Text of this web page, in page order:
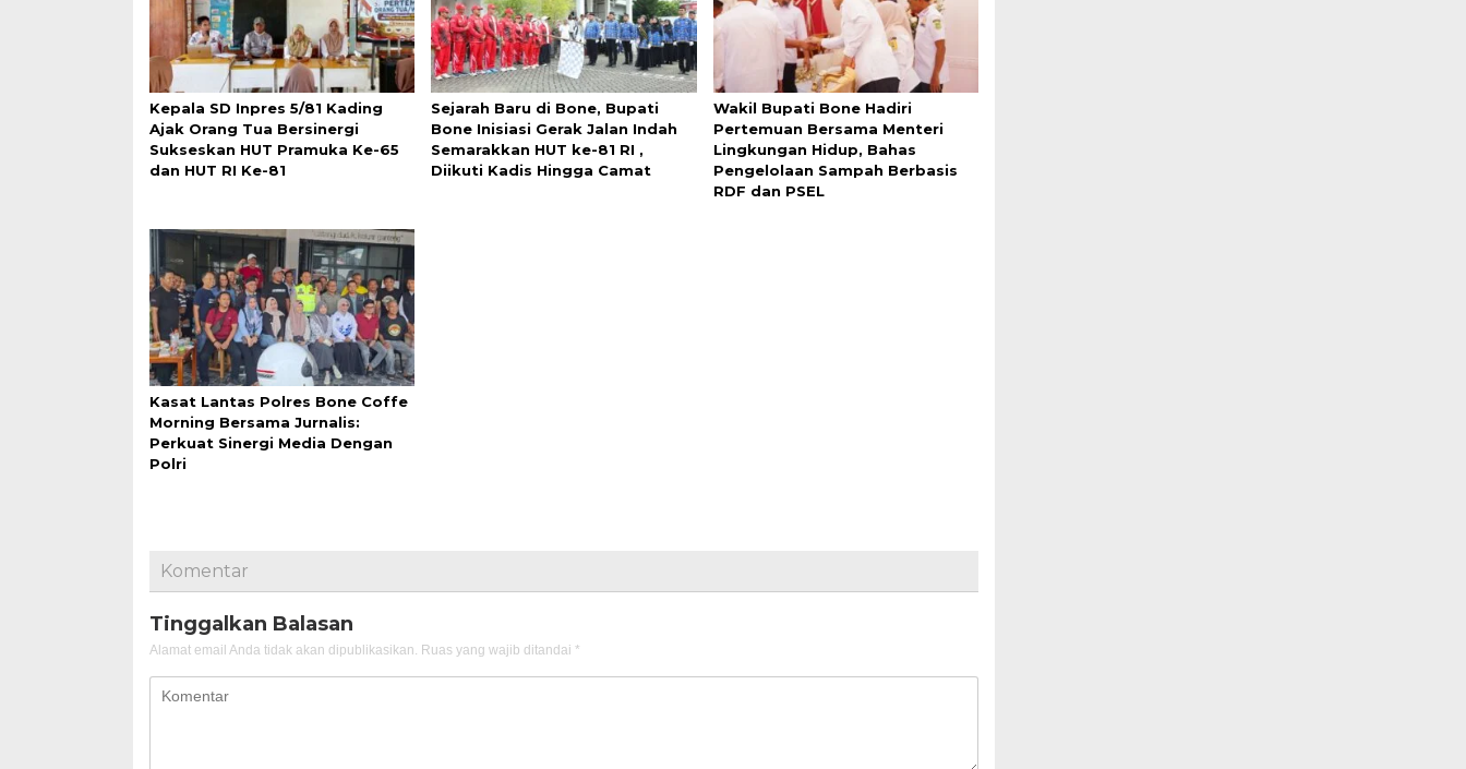
Kepala SD Inpres 5/81 Kading
Ajak Orang Tua Bersinergi
Sukseskan HUT Pramuka Ke-65
dan HUT RI Ke-81
Sejarah Baru di Bone, Bupati
Bone Inisiasi Gerak Jalan Indah
Semarakkan HUT ke-81 RI ,
Diikuti Kadis Hingga Camat
Wakil Bupati Bone Hadiri
Pertemuan Bersama Menteri
Lingkungan Hidup, Bahas
Pengelolaan Sampah Berbasis
RDF dan PSEL
Kasat Lantas Polres Bone Coffe
Morning Bersama Jurnalis:
Perkuat Sinergi Media Dengan
Polri
Komentar
Tinggalkan Balasan
Alamat email Anda tidak akan dipublikasikan. Ruas yang wajib ditandai *